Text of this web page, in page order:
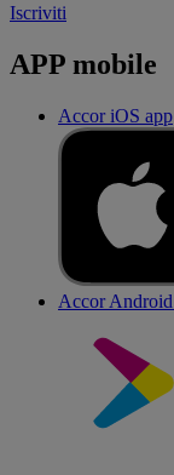
Iscriviti
APP mobile
Accor iOS app
Accor